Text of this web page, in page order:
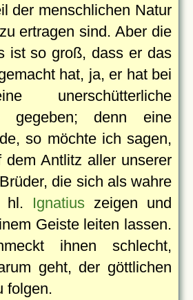
der menschlichen Natur
ertragen sind. Aber die
ist so groß, dass er das
hat, ja, er hat bei
unerschütterliche
gegeben; denn eine
so möchte ich sagen,
dem Antlitz aller unserer
die sich als wahre
hl. Ignatius zeigen und
Geiste leiten lassen.
ihnen schlecht,
geht, der göttlichen
folgen.